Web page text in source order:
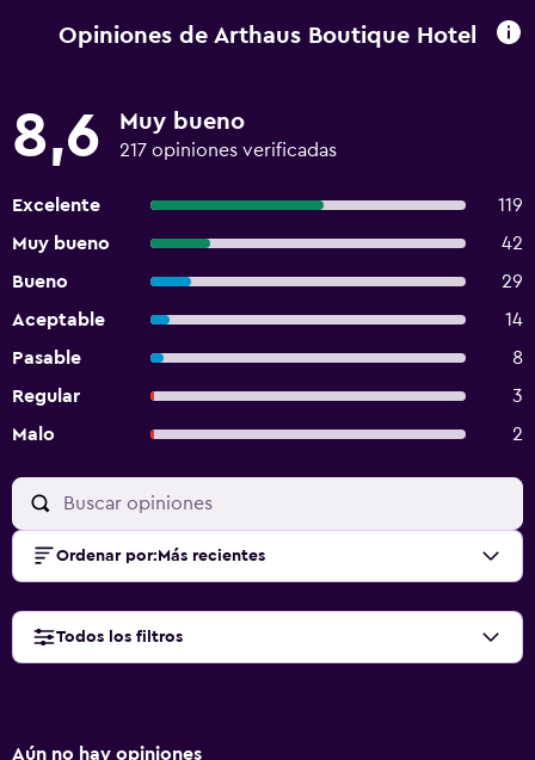
Opiniones de Arthaus Boutique Hotel
8,6 Muy bueno
217 opiniones verificadas
Excelente
119
Muy bueno
42
Bueno
29
Aceptable
14
Pasable
8
Regular
3
Malo
2
Ordenar por: Más recientes
Todos los filtros
Aún no hay opiniones